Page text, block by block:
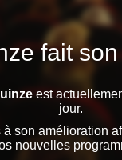
fait
est
jour.
à son amélioration
nouvelles